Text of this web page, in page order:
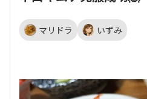
マリドラ いずみ